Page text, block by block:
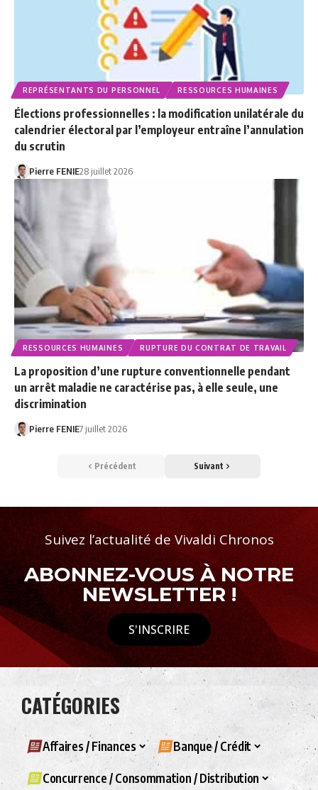
REPRÉSENTANTS DU PERSONNEL RESSOURCES HUMAINES
Élections professionnelles : la modification unilatérale du
calendrier électoral par l’employeur entraîne l’annulation
du scrutin
Pierre FENIE28 juillet 2026
RESSOURCES HUMAINES RUPTURE DU CONTRAT DE TRAVAIL
La proposition d’une rupture conventionnelle pendant
un arrêt maladie ne caractérise pas, à elle seule, une
discrimination
Pierre FENIE7 juillet 2026
Précédent Suivant
Suivez l’actualité de Vivaldi Chronos
ABONNEZ-VOUS À NOTRE
NEWSLETTER !
S'INSCRIRE
CATÉGORIES
Affaires / Finances Banque / Crédit
Concurrence / Consommation / Distribution